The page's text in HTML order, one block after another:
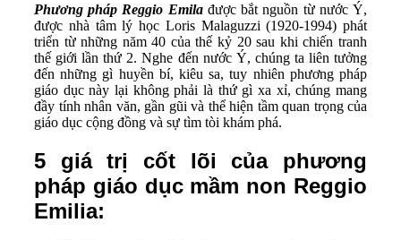
Phương pháp Reggio Emilađược bắt nguồn từ nước Ý,
được nhà tâm lý học Loris Malaguzzi (1920-1994) phát
triển từ những năm 40 của thế kỷ 20 sau khi chiến tranh
thế giới lần thứ 2. Nghe đến nước Ý, chúng ta liên tưởng
đến những gì huyền bí, kiêu sa, tuy nhiên phương pháp
giáo dục này lại không phải là thứ gì xa xỉ, chúng mang
đầy tính nhân văn, gần gũi và thể hiện tầm quan trọng của
giáo dục cộng đồng và sự tìm tòi khám phá.
5 giá trị cốt lõi của phương
pháp giáo dục mầm non Reggio
Emilia: